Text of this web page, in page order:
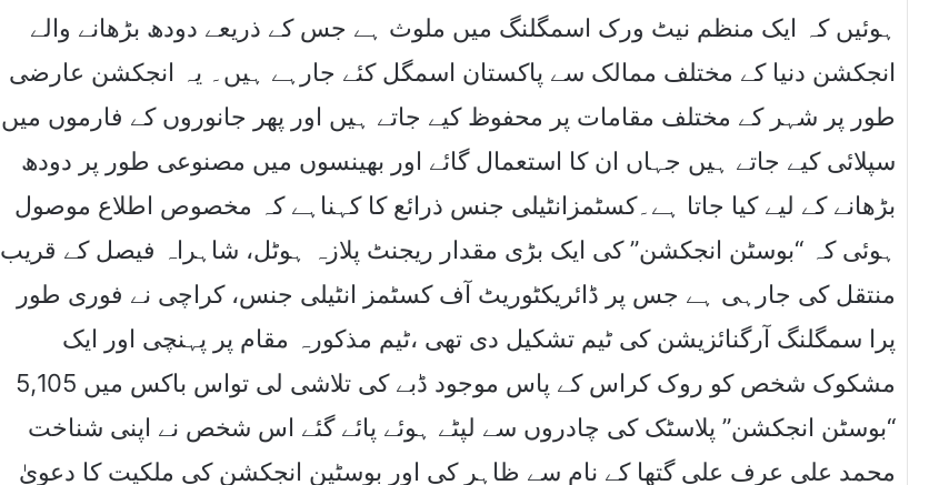
ہوئیں کہ ایک منظم نیٹ ورک اسمگلنگ میں ملوث ہے جس کے ذریعے دودھ بڑھانے والے
انجکشن دنیا کے مختلف ممالک سے پاکستان اسمگل کئے جارہے ہیں۔ یہ انجکشن عارضی
طور پر شہر کے مختلف مقامات پر محفوظ کیے جاتے ہیں اور پھر جانوروں کے فارموں میں
سپلائی کیے جاتے ہیں جہاں ان کا استعمال گائے اور بھینسوں میں مصنوعی طور پر دودھ
بڑھانے کے لیے کیا جاتا ہے۔کسٹمزانٹیلی جنس ذرائع کا کہناہے کہ مخصوص اطلاع موصول
ہوئی کہ “بوسٹن انجکشن” کی ایک بڑی مقدار ریجنٹ پلازہ ہوٹل، شاہراہ فیصل کے قریب
منتقل کی جارہی ہے جس پر ڈائریکٹوریٹ آف کسٹمز انٹیلی جنس، کراچی نے فوری طور
پرا سمگلنگ آرگنائزیشن کی ٹیم تشکیل دی تھی ،ٹیم مذکورہ مقام پر پہنچی اور ایک
مشکوک شخص کو روک کراس کے پاس موجود ڈبے کی تلاشی لی تواس باکس میں 5,105
“بوسٹن انجکشن” پلاسٹک کی چادروں سے لپٹے ہوئے پائے گئے اس شخص نے اپنی شناخت
محمد علی عرف علی گتھا کے نام سے ظاہر کی اور بوسٹین انجکشن کی ملکیت کا دعویٰ